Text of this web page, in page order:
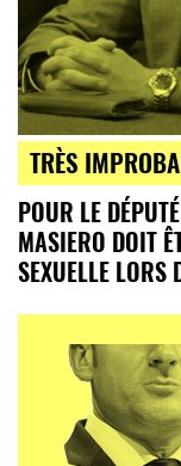
TRÈS
POUR LE
MASIERO DOIT
SEXUELLE LORS